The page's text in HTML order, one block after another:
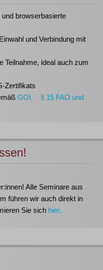
browserbasierte
und Verbindung mit
Teilnahme, ideal auch zum
Zertifikats
GOI, § 15 FAO und
Alle Seminare aus
führen wir auch direkt in
Sie sich hier.